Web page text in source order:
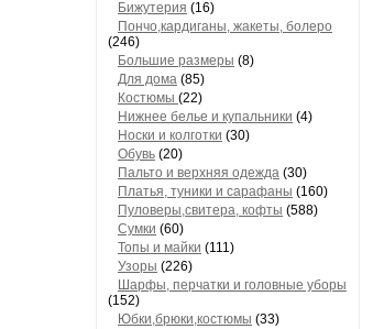
Бижутерия (16)
Пончо,кардиганы, жакеты, болеро
(246)
Большие размеры (8)
Для дома (85)
Костюмы (22)
Нижнее белье и купальники (4)
Носки и колготки (30)
Обувь (20)
Пальто и верхняя одежда (30)
Платья, туники и сарафаны (160)
Пуловеры,свитера, кофты (588)
Сумки (60)
Топы и майки (111)
Узоры (226)
Шарфы, перчатки и головные уборы
(152)
Юбки,брюки,костюмы (33)